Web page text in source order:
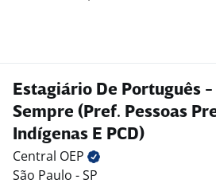
Estagiário De Português
Sempre (Pref. Pessoas
Indígenas E PCD)
Central OEP
São Paulo - SP